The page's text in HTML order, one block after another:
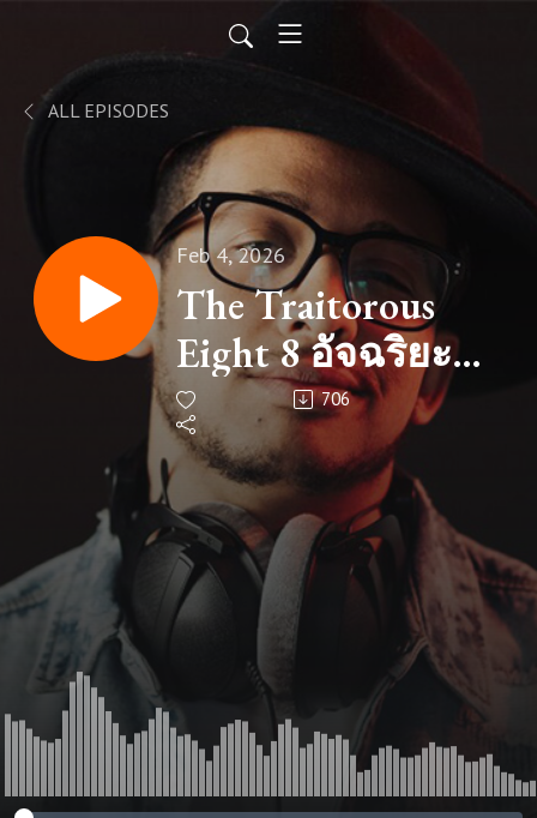
ALL EPISODES
Feb 4, 2026
The Traitorous
Eight 8 อัจฉริยะผู้
หักหลังเจ้านาย
เพื่อสร้างโลกใบ
ใหม่ | Geek Story
EP597
706